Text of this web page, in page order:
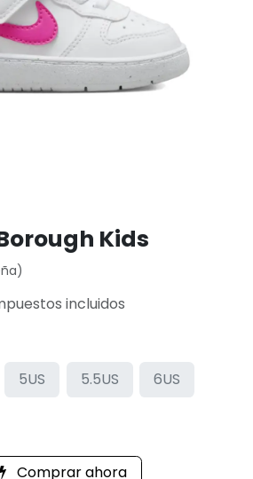
Kids
incluidos
5US 5.5US 6US
Comprar ahora